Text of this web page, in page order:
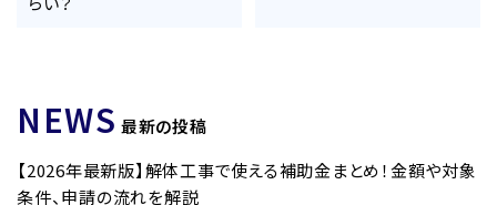
NEWS 最新の投稿
【2026年最新版】解体工事で使える補助金まとめ！金額や対象
条件、申請の流れを解説